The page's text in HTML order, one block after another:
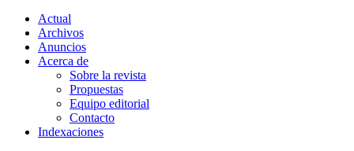
Actual
Archivos
Anuncios
Acerca de
Sobre la revista
Propuestas
Equipo editorial
Contacto
Indexaciones